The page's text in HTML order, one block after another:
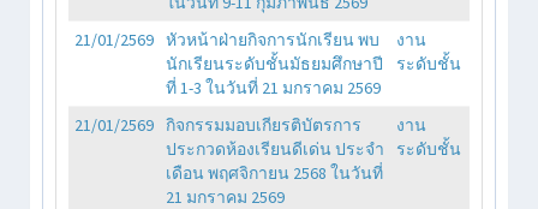
21/01/2569 หัวหน้าฝ่ายกิจการนักเรียน พบ
นักเรียนระดับชั้นมัธยมศึกษาปี
ที่ 1-3 ในวันที่ 21 มกราคม 2569
งาน
ระดับชั้น
21/01/2569 กิจกรรมมอบเกียรติบัตรการ
ประกวดห้องเรียนดีเด่น ประจำ
เดือน พฤศจิกายน 2568 ในวันที่
21 มกราคม 2569
งาน
ระดับชั้น